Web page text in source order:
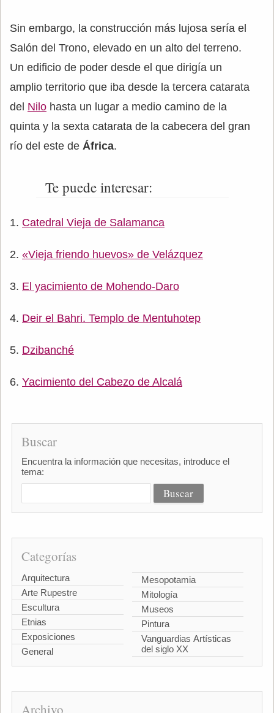
Sin embargo, la construcción más lujosa sería el
Salón del Trono, elevado en un alto del terreno.
Un edificio de poder desde el que dirigía un
amplio territorio que iba desde la tercera catarata
del Nilo hasta un lugar a medio camino de la
quinta y la sexta catarata de la cabecera del gran
río del este de África.
Te puede interesar:
Catedral Vieja de Salamanca
«Vieja friendo huevos» de Velázquez
El yacimiento de Mohendo-Daro
Deir el Bahri. Templo de Mentuhotep
Dzibanché
Yacimiento del Cabezo de Alcalá
Buscar
Encuentra la información que necesitas, introduce el
tema:
Categorías
Arquitectura
Arte Rupestre
Escultura
Etnias
Exposiciones
General
Mesopotamia
Mitología
Museos
Pintura
Vanguardias Artísticas
del siglo XX
Archivo